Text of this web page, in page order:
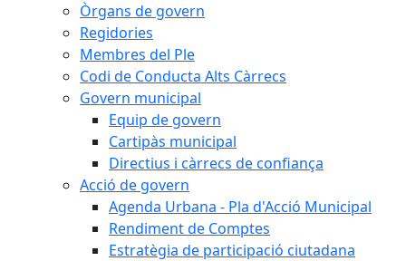
Òrgans de govern
Regidories
Membres del Ple
Codi de Conducta Alts Càrrecs
Govern municipal
Equip de govern
Cartipàs municipal
Directius i càrrecs de confiança
Acció de govern
Agenda Urbana - Pla d'Acció Municipal
Rendiment de Comptes
Estratègia de participació ciutadana